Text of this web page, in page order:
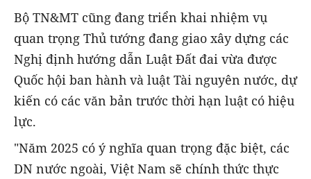
Bộ TN&MT cũng đang triển khai nhiệm vụ
quan trọng Thủ tướng đang giao xây dựng các
Nghị định hướng dẫn Luật Đất đai vừa được
Quốc hội ban hành và luật Tài nguyên nước, dự
kiến có các văn bản trước thời hạn luật có hiệu
lực.
"Năm 2025 có ý nghĩa quan trọng đặc biệt, các
DN nước ngoài, Việt Nam sẽ chính thức thực